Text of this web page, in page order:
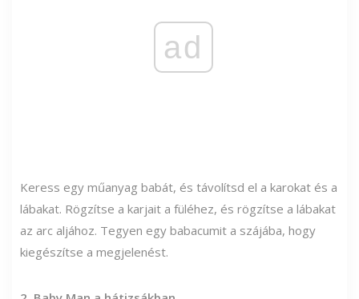
ad
Keress egy műanyag babát, és távolítsd el a karokat és a
lábakat. Rögzítse a karjait a füléhez, és rögzítse a lábakat
az arc aljához. Tegyen egy babacumit a szájába, hogy
kiegészítse a megjelenést.